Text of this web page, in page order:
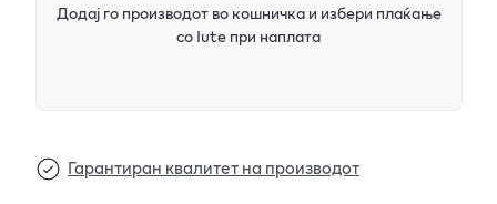
Додај го производот во кошничка и избери плаќање
со Iute при наплата
Гарантиран квалитет на производот